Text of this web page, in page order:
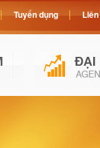
Tuyển dụng